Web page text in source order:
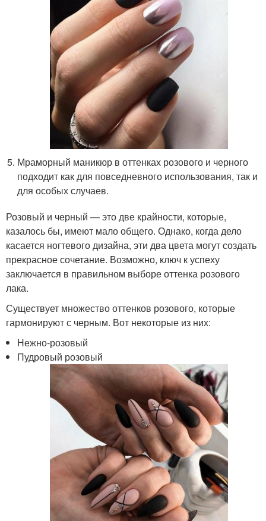
Мраморный маникюр в оттенках розового и черного
подходит как для повседневного использования, так и
для особых случаев.
Розовый и черный — это две крайности, которые,
казалось бы, имеют мало общего. Однако, когда дело
касается ногтевого дизайна, эти два цвета могут создать
прекрасное сочетание. Возможно, ключ к успеху
заключается в правильном выборе оттенка розового
лака.
Существует множество оттенков розового, которые
гармонируют с черным. Вот некоторые из них:
Нежно-розовый
Пудровый розовый